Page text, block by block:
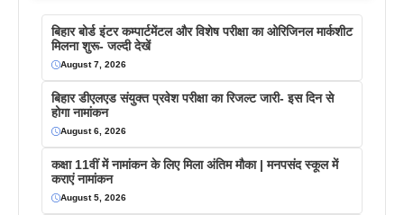
बिहार बोर्ड इंटर कम्पार्टमेंटल और विशेष परीक्षा का ओरिजिनल मार्कशीट
मिलना शुरू- जल्दी देखें
August 7, 2026
बिहार डीएलएड संयुक्त प्रवेश परीक्षा का रिजल्ट जारी- इस दिन से
होगा नामांकन
August 6, 2026
कक्षा 11वीं में नामांकन के लिए मिला अंतिम मौका | मनपसंद स्कूल में
कराएं नामांकन
August 5, 2026